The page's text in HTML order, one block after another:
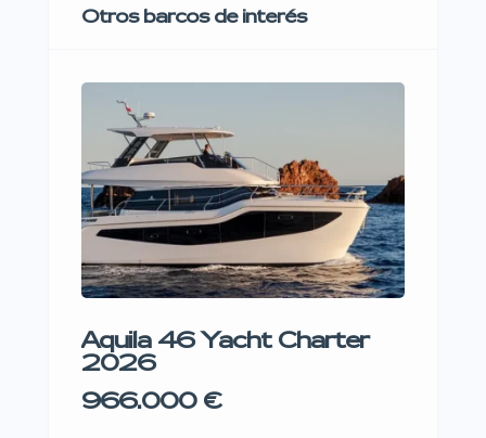
Otros barcos de interés
Aquila 46 Yacht Charter
2026
966.000 €